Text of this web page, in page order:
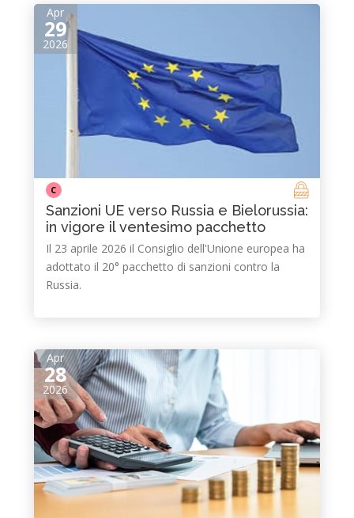
Apr
29
2026
C
Sanzioni UE verso Russia e Bielorussia:
in vigore il ventesimo pacchetto
Il 23 aprile 2026 il Consiglio dell'Unione europea ha
adottato il 20° pacchetto di sanzioni contro la
Russia.
Apr
28
2026